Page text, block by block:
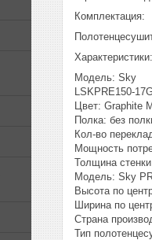
Комплектация:
Характеристики:
Модель: Sky
LSKPRE150-
Цвет: Graphite
Полка: без
Кол-во
Мощность
Толщина
Модель: Sky
Высота по
Ширина по
Страна
Тип